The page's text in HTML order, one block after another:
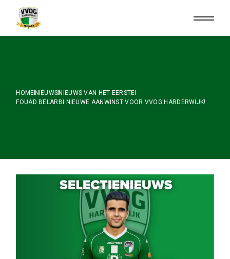
content
HOME NIEUWS NIEUWS VAN HET EERSTE
FOUAD BELARBI NIEUWE AANWINST VOOR VVOG HARDERWIJK!